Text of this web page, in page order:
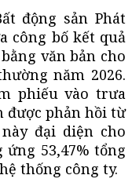
động sản Phát
công bố kết quả
văn bản cho
năm 2026.
phiếu vào trưa
được phản hồi từ
đại diện cho
53,47% tổng
thống công ty.